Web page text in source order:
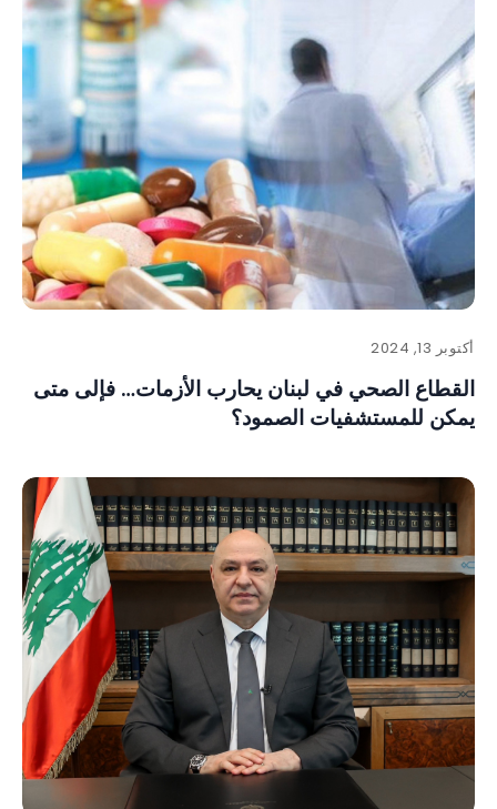
أكتوبر 13, 2024
القطاع الصحي في لبنان يحارب الأزمات… فإلى متى
يمكن للمستشفيات الصمود؟